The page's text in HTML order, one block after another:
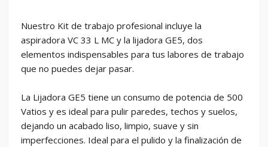
Nuestro Kit de trabajo profesional incluye la
aspiradora VC 33 L MC y la lijadora GE5, dos
elementos indispensables para tus labores de trabajo
que no puedes dejar pasar.
La Lijadora GE5 tiene un consumo de potencia de 500
Vatios y es ideal para pulir paredes, techos y suelos,
dejando un acabado liso, limpio, suave y sin
imperfecciones. Ideal para el pulido y la finalización de